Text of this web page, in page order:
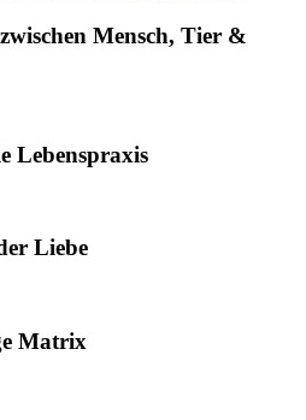
Mensch, Tier &
Lebenspraxis
Liebe
Matrix